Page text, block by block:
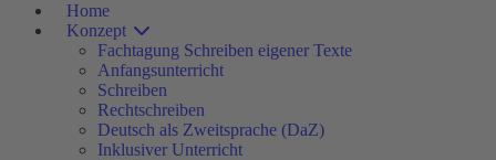
Home
Konzept
Fachtagung Schreiben eigener Texte
Anfangsunterricht
Schreiben
Rechtschreiben
Deutsch als Zweitsprache (DaZ)
Inklusiver Unterricht